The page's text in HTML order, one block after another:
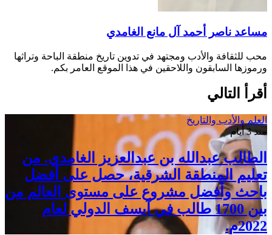
مساعد ناصر أحمد آل مانع الغامدي
محب للثقافة والأدب ومجتهد في تدوين تاريخ منطقة الباحة وتراثها
ورموزها السابقون واللاحقين في هذا الموقع العامر بكم.
أقرأ التالي
العلم والأدب والتاريخ
منذ 3 أيام
الطالب عبدالله بن عبدالعزيز الغامدي. من
تعليم المنطقة الشرقية، حصل على أفضل
باحث وأفضل مشروع على مستوى العالم من
بين 1700 طالب في آيسف الدولي لعام
2022م.